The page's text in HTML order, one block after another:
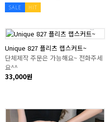
SALE HIT
Unique 827 플리츠 랩스커트~
단체제작 주문은 가능해요~ 전화주세
요^^
33,000원